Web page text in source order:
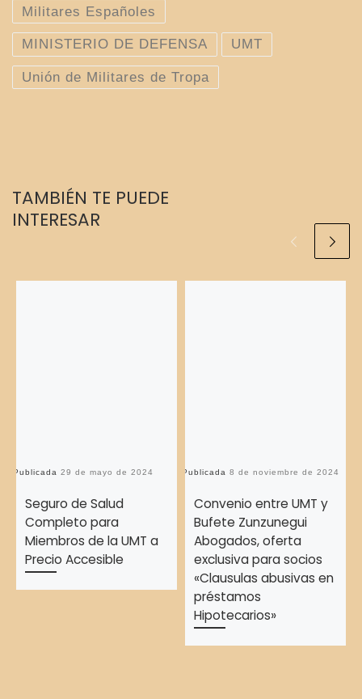
Militares Españoles
MINISTERIO DE DEFENSA UMT
Unión de Militares de Tropa
TAMBIÉN TE PUEDE
INTERESAR
Publicada29 de mayo de 2024
Seguro de Salud
Completo para
Miembros de la UMT a
Precio Accesible
Publicada8 de noviembre de 2024
Convenio entre UMT y
Bufete Zunzunegui
Abogados, oferta
exclusiva para socios
«Clausulas abusivas en
préstamos
Hipotecarios»